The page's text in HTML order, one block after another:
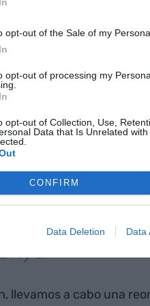
opt-out of the Sale of my
opt-out of processing my
opt-out of Collection, Use,
Data that Is Unrelated
CONFIRM
Data Deletion Data
de los fondos de
la Fundación no solo
las amplió, lo que le
con
tiene
delSegundo
de las
llevamos a cabo una